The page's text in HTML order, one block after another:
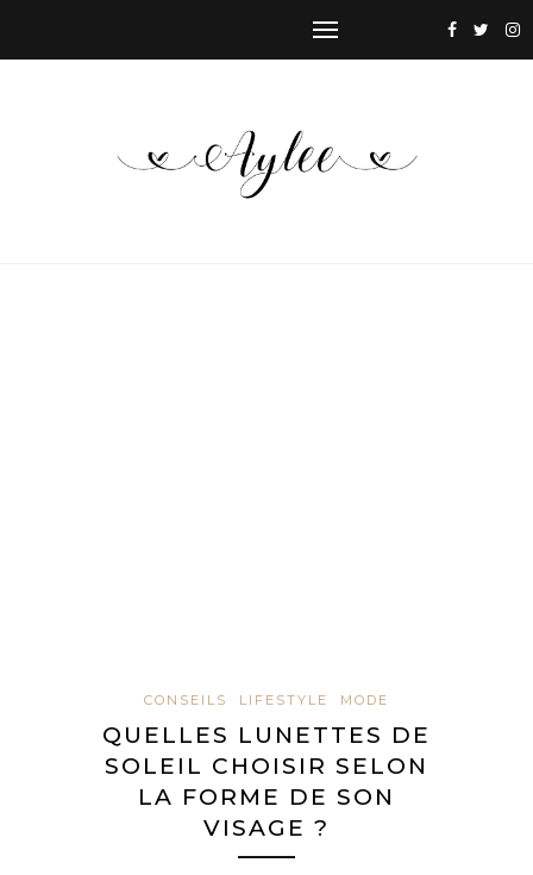
CONSEILS LIFESTYLE MODE
QUELLES LUNETTES DE
SOLEIL CHOISIR SELON
LA FORME DE SON
VISAGE ?